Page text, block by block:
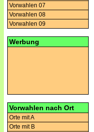
Vorwahlen 07
Vorwahlen 08
Vorwahlen 09
Werbung
Vorwahlen nach Ort
Orte mit A
Orte mit B